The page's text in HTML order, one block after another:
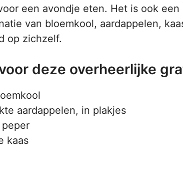
een avondje eten. Het is ook
van bloemkool, aardappelen,
op zichzelf.
deze overheerlijke
aardappelen, in plakjes
kaas